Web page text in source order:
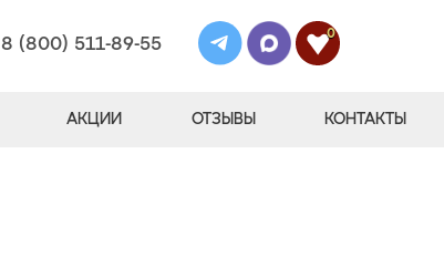
8 (800) 511-89-55
0
АКЦИИ ОТЗЫВЫ КОНТАКТЫ